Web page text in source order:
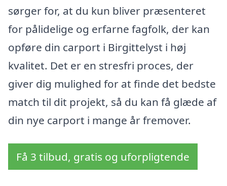
sørger for, at du kun bliver præsenteret
for pålidelige og erfarne fagfolk, der kan
opføre din carport i Birgittelyst i høj
kvalitet. Det er en stresfri proces, der
giver dig mulighed for at finde det bedste
match til dit projekt, så du kan få glæde af
din nye carport i mange år fremover.
Få 3 tilbud, gratis og uforpligtende